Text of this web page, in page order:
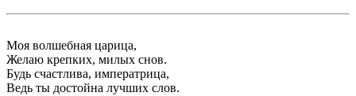
Моя волшебная царица,
Желаю крепких, милых снов.
Будь счастлива, императрица,
Ведь ты достойна лучших слов.